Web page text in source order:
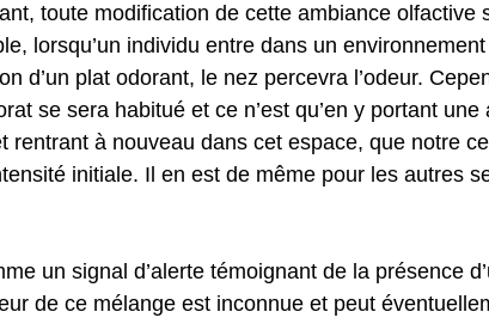
toute modification de cette ambiance olfactive
lorsqu’un individu entre dans un
d’un plat odorant, le nez percevra l’odeur.
se sera habitué et ce n’est qu’en y portant une
rentrant à nouveau dans cet espace, que notre
initiale. Il en est de même pour les autres
un signal d’alerte témoignant de la présence
de ce mélange est inconnue et peut